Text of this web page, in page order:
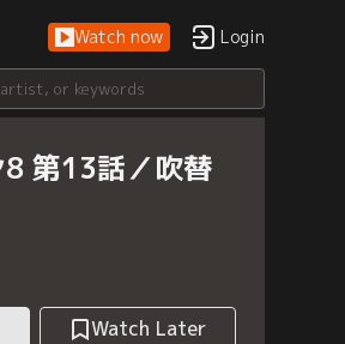
Watch now Login
第13話／吹替
Watch Later